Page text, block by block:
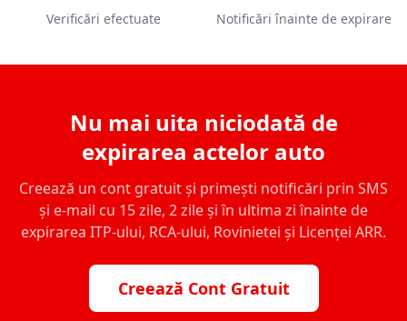
Verificări efectuate Notificări înainte de expirare
Nu mai uita niciodată de
expirarea actelor auto
Creează un cont gratuit și primești notificări prin SMS
și e-mail cu 15 zile, 2 zile și în ultima zi înainte de
expirarea ITP-ului, RCA-ului, Rovinietei și Licenței ARR.
Creează Cont Gratuit